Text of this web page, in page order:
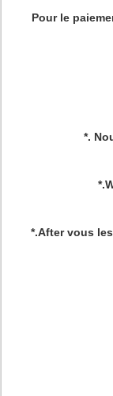
Pour le
*.
*.After vous